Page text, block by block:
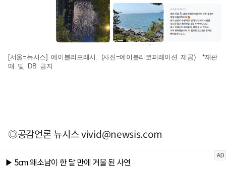
[서울=뉴시스] 에이블리프레시. (사진=에이블리코퍼레이션 제공) *재판
매 및 DB 금지
◎공감언론 뉴시스vivid@newsis.com